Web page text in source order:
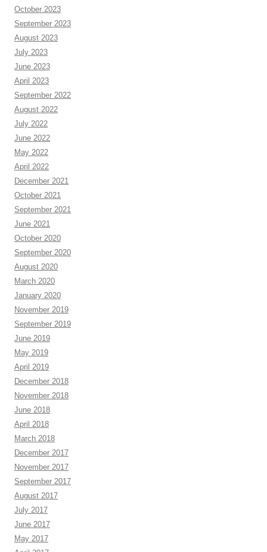
October 2023
September 2023
August 2023
July 2023
June 2023
April 2023
September 2022
August 2022
July 2022
June 2022
May 2022
April 2022
December 2021
October 2021
September 2021
June 2021
October 2020
September 2020
August 2020
March 2020
January 2020
November 2019
September 2019
June 2019
May 2019
April 2019
December 2018
November 2018
June 2018
April 2018
March 2018
December 2017
November 2017
September 2017
August 2017
July 2017
June 2017
May 2017